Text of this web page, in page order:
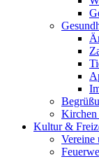
Kirchen
Kultur &
Vereine